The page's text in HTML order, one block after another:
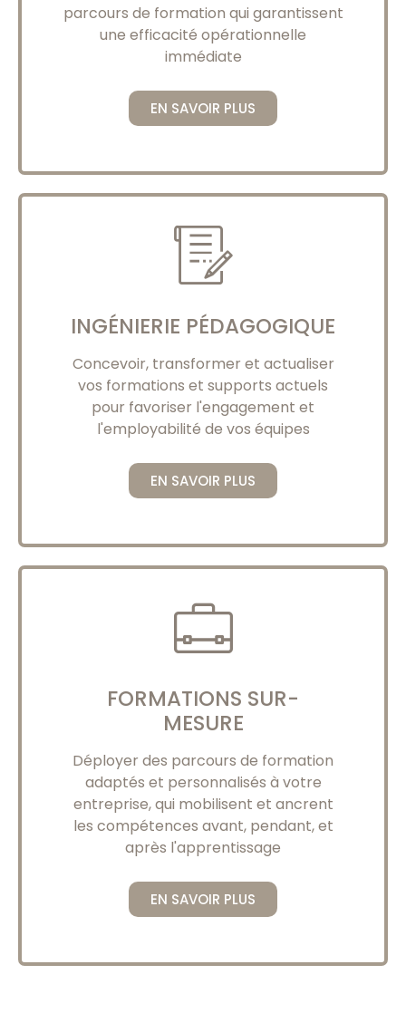
parcours de formation qui garantissent
une efficacité opérationnelle
immédiate
EN SAVOIR PLUS
INGÉNIERIE PÉDAGOGIQUE
Concevoir, transformer et actualiser
vos formations et supports actuels
pour favoriser l'engagement et
l'employabilité de vos équipes
EN SAVOIR PLUS
FORMATIONS SUR-
MESURE
Déployer des parcours de formation
adaptés et personnalisés à votre
entreprise, qui mobilisent et ancrent
les compétences avant, pendant, et
après l'apprentissage
EN SAVOIR PLUS